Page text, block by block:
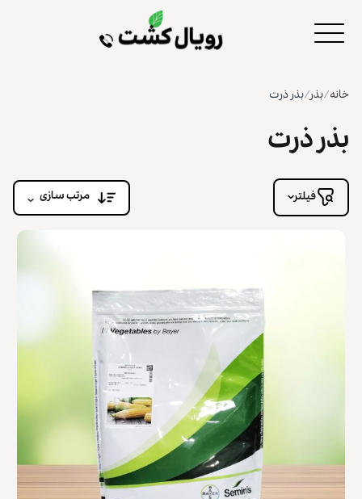
خانه/بذر/بذر ذرت
بذر ذرت
فیلتر مرتب سازی